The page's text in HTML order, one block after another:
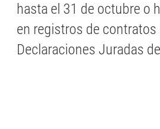
hasta el 31 de octubre o
en registros de
Declaraciones Juradas